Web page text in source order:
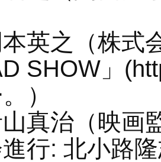
之（株式会
SHOW」
）
治（映画
行: 北小路